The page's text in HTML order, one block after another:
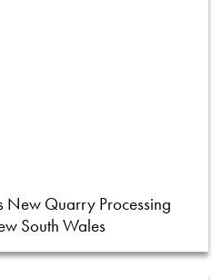
New Quarry Processing
South Wales